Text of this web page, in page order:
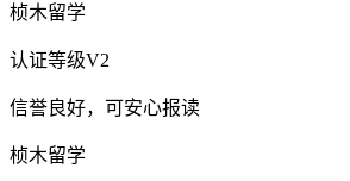
桢木留学
认证等级V2
信誉良好，可安心报读
桢木留学